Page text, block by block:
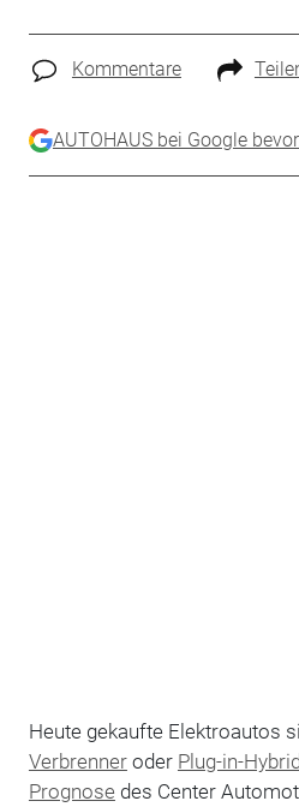
Kommentare
AUTOHAUS bei Google
Heute gekaufte Elektroautos
Verbrenneroder Plug-in-
Prognose des Center